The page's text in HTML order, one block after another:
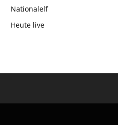
Nationalelf
Heute live